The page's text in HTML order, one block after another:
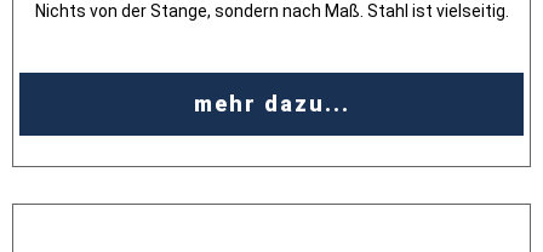
Nichts von der Stange, sondern nach Maß. Stahl ist vielseitig.
mehr dazu...